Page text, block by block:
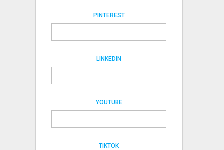
PINTEREST
LINKEDIN
YOUTUBE
TIKTOK